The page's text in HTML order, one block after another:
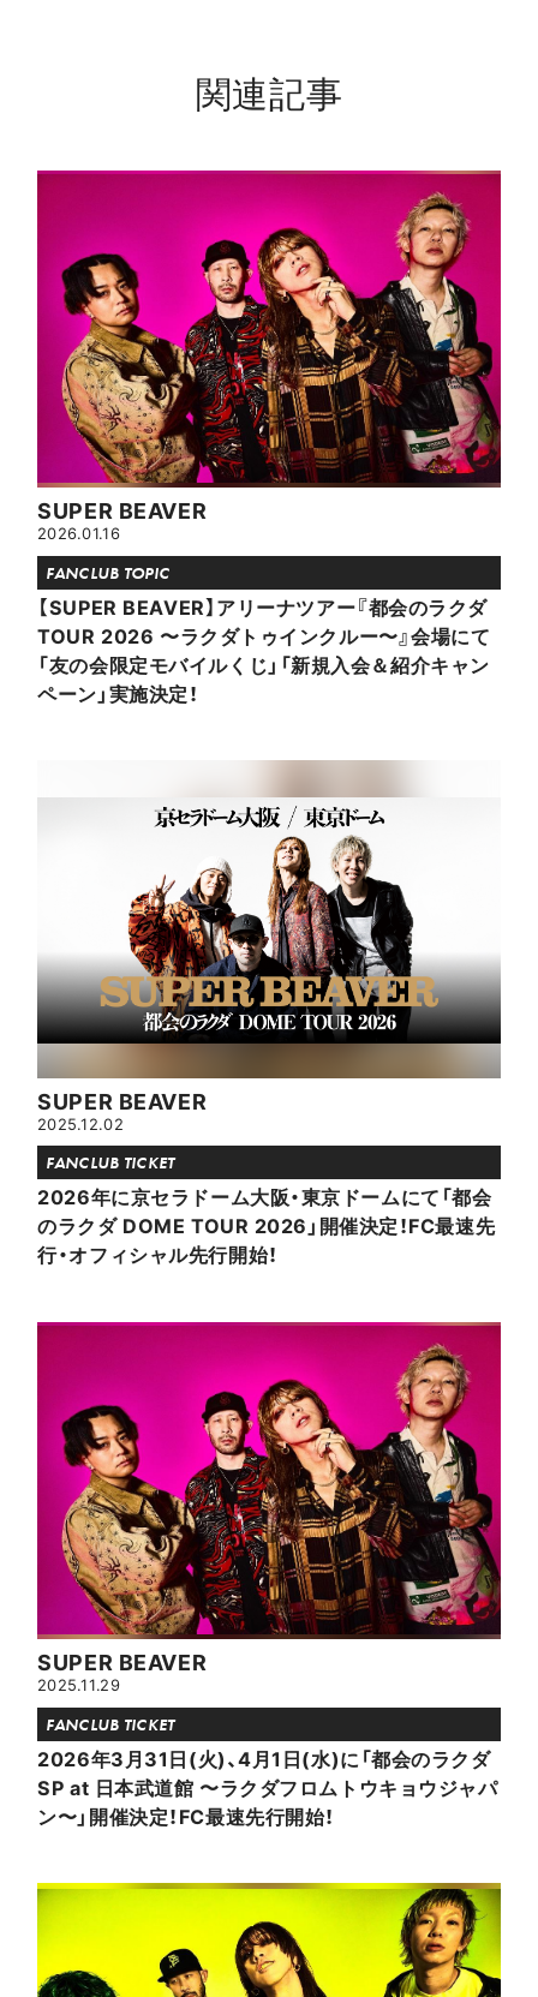
関連記事
SUPER BEAVER
2026.01.16
FANCLUB TOPIC
【SUPER BEAVER】アリーナツアー『都会のラクダ
TOUR 2026 〜ラクダトゥインクルー〜』会場にて
「友の会限定モバイルくじ」「新規入会＆紹介キャン
ペーン」実施決定！
SUPER BEAVER
2025.12.02
FANCLUB TICKET
2026年に京セラドーム大阪・東京ドームにて「都会
のラクダ DOME TOUR 2026」開催決定！FC最速先
行・オフィシャル先行開始！
SUPER BEAVER
2025.11.29
FANCLUB TICKET
2026年3月31日(火)、4月1日(水)に「都会のラクダ
SP at 日本武道館 〜ラクダフロムトウキョウジャパ
ン〜」開催決定！FC最速先行開始！